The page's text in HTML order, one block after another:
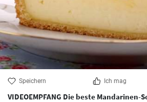
Speichern Ich mag
VIDEOEMPFANG Die beste Mandarinen-